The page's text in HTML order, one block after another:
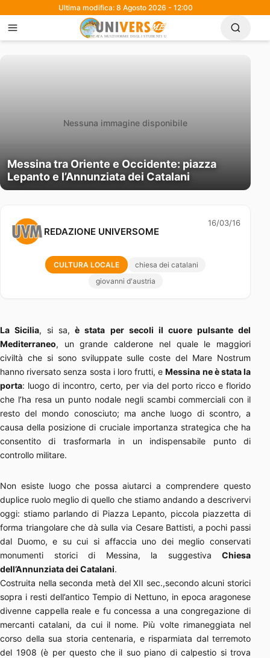
Ultima modifica: 8 Agosto 2026 - 12:00
Nessuna immagine disponibile
Messina tra Oriente e Occidente: piazza
Lepanto e l’Annunziata dei Catalani
REDAZIONE UNIVERSOME
16/03/16
CULTURA LOCALE
chiesa dei catalani
giovanni d'austria
La Sicilia, si sa, è stata per secoli il cuore pulsante del
Mediterraneo, un grande calderone nel quale le maggiori
civiltà che si sono sviluppate sulle coste del Mare Nostrum
hanno riversato senza sosta i loro frutti, eMessina ne è stata la
porta: luogo di incontro, certo, per via del porto ricco e florido
che l’ha resa un punto nodale negli scambi commerciali con il
resto del mondo conosciuto; ma anche luogo di scontro, a
causa della posizione di cruciale importanza strategica che ha
consentito di trasformarla in un indispensabile punto di
controllo militare.
Non esiste luogo che possa aiutarci a comprendere questo
duplice ruolo meglio di quello che stiamo andando a descrivervi
oggi: stiamo parlando di Piazza Lepanto, piccola piazzetta di
forma triangolare che dà sulla via Cesare Battisti, a pochi passi
dal Duomo, e su cui si affaccia uno dei meglio conservati
monumenti storici di Messina, la suggestiva Chiesa
dell’Annunziata dei Catalani.
Costruita nella seconda metà del XII sec.,secondo alcuni storici
sopra i resti dell’antico Tempio di Nettuno, in epoca aragonese
divenne cappella reale e fu concessa a una congregazione di
mercanti catalani, da cui il nome. Più volte rimaneggiata nel
corso della sua storia centenaria, e risparmiata dal terremoto
del 1908 (è per questo che il suo piano di calpestio si trova